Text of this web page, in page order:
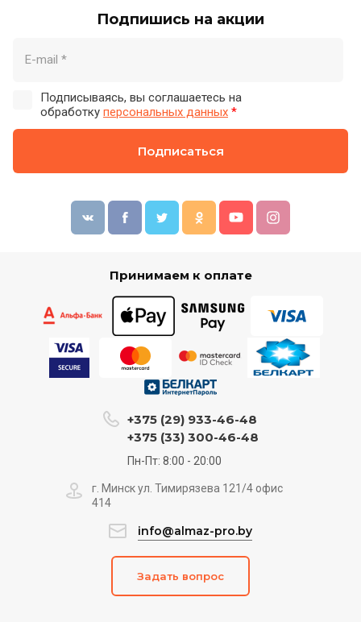
Подпишись на акции
Подписываясь, вы соглашаетесь на
обработку персональных данных *
Подписаться
Принимаем к оплате
+375 (29) 933-46-48
+375 (33) 300-46-48
Пн-Пт: 8:00 - 20:00
г. Минск ул. Тимирязева 121/4 офис
414
info@almaz-pro.by
Задать вопрос